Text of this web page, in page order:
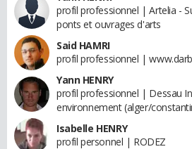
profil professionnel | Artelia -
ponts et ouvrages d'arts
Said HAMRI
profil professionnel |
Yann HENRY
profil professionnel | Dessau
environnement (alger/
Isabelle HENRY
profil personnel | RODEZ